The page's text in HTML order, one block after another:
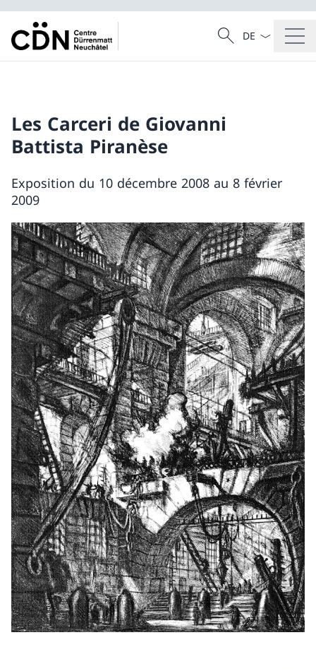
Recherche
Recherche
La langue
Les Carceri de Giovanni
Battista Piranèse
Exposition du 10 décembre 2008 au 8 février
2009